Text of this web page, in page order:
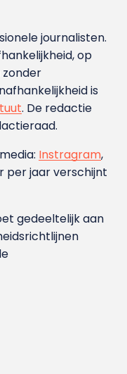
journalisten.
op
zonder
is
. De redactie
Instragram,
per jaar verschijnt
gedeeltelijk aan